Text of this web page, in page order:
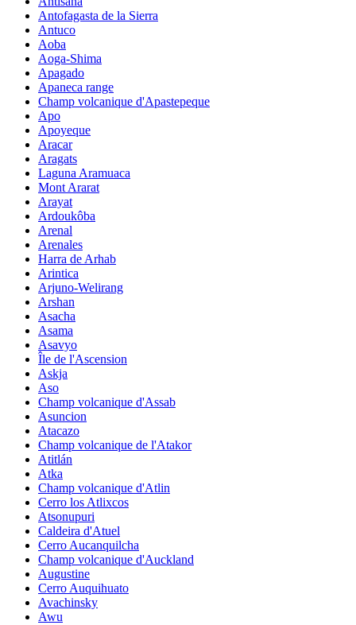
Antofagasta de la Sierra
Antuco
Aoba
Aoga-Shima
Apagado
Apaneca range
Champ volcanique d'Apastepeque
Apo
Apoyeque
Aracar
Aragats
Laguna Aramuaca
Mont Ararat
Arayat
Ardoukôba
Arenal
Arenales
Harra de Arhab
Arintica
Arjuno-Welirang
Arshan
Asacha
Asama
Asavyo
Île de l'Ascension
Askja
Aso
Champ volcanique d'Assab
Asuncion
Atacazo
Champ volcanique de l'Atakor
Atitlán
Atka
Champ volcanique d'Atlin
Cerro los Atlixcos
Atsonupuri
Caldeira d'Atuel
Cerro Aucanquilcha
Champ volcanique d'Auckland
Augustine
Cerro Auquihuato
Avachinsky
Awu